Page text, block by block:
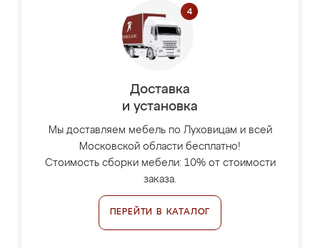
Доставка
и установка
Мы доставляем мебель по Луховицам и всей
Московской области бесплатно!
Стоимость сборки мебели: 10% от стоимости
заказа.
ПЕРЕЙТИ В КАТАЛОГ